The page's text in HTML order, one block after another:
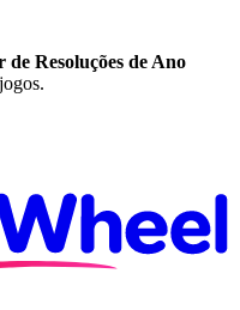
de Resoluções de Ano